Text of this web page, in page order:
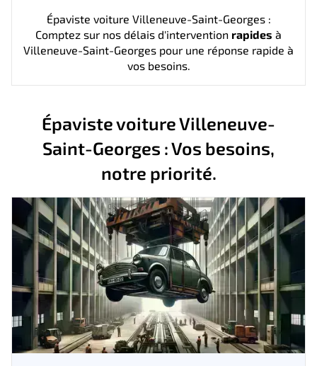
Épaviste voiture Villeneuve-Saint-Georges :
Comptez sur nos délais d'intervention rapides à
Villeneuve-Saint-Georges pour une réponse rapide à
vos besoins.
Épaviste voiture Villeneuve-
Saint-Georges : Vos besoins,
notre priorité.